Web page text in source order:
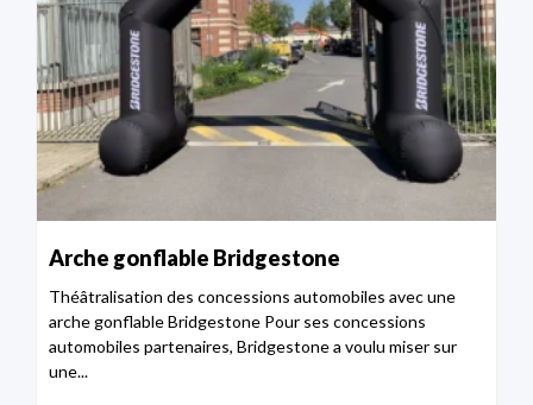
Arche gonflable Bridgestone
Théâtralisation des concessions automobiles avec une
arche gonflable Bridgestone Pour ses concessions
automobiles partenaires, Bridgestone a voulu miser sur
une...